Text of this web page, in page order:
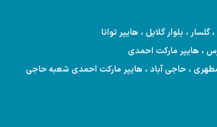
، بلوار گلایل ، هایپر توانا
مطهری ، حاجی آباد ، هایپر مارکت احمدی شعبه حاجی